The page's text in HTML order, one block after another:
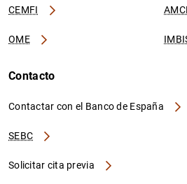
CEMFI
OME
Contacto
Contactar con el Banco de España
SEBC
Solicitar cita previa